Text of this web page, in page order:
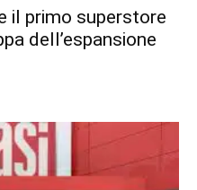
il primo superstore
dell’espansione